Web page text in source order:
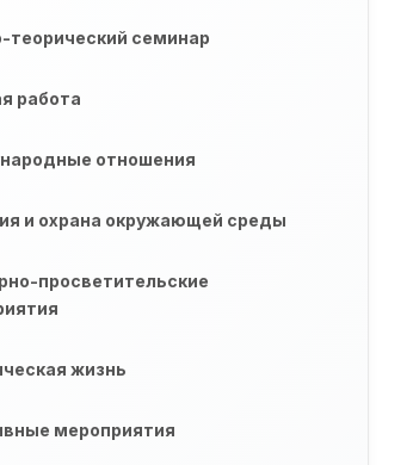
теорический семинар
работа
отношения
и охрана окружающей среды
просветительские
жизнь
мероприятия